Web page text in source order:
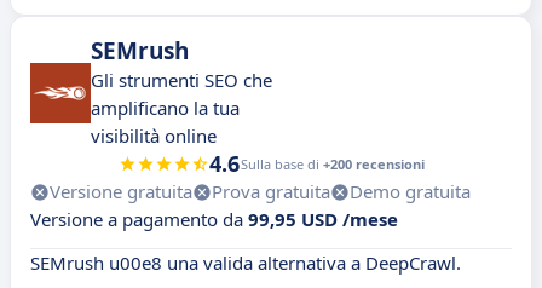
SEMrush
Gli strumenti SEO che
amplificano la tua
visibilità online
4.6Sulla base di +200 recensioni
Versione gratuita Prova gratuita
Demo gratuita
Versione a pagamento da 99,95 USD /mese
SEMrush u00e8 una valida alternativa a DeepCrawl.